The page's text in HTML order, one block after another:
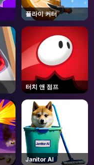
플라이 커터
터치 앤 점프
Janitor AI